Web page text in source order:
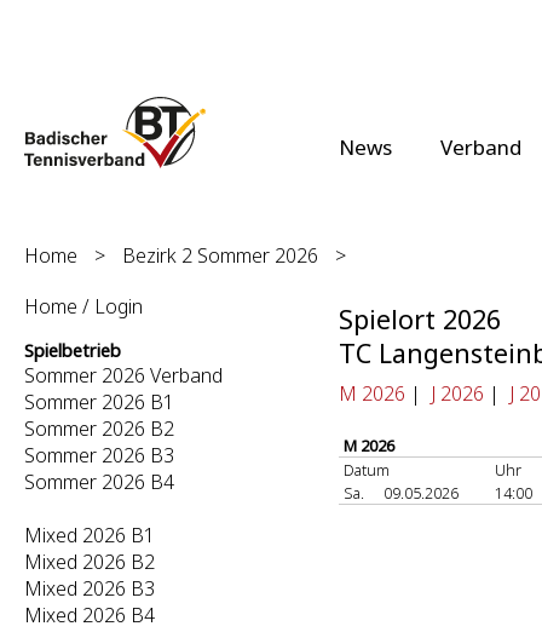
News Verband
Home > Bezirk 2 Sommer 2026
>
Home / Login
Spielbetrieb
Sommer 2026 Verband
Sommer 2026 B1
Sommer 2026 B2
Sommer 2026 B3
Sommer 2026 B4
Mixed 2026 B1
Mixed 2026 B2
Mixed 2026 B3
Mixed 2026 B4
Spielort 2026
TC
M 2026 | J 2026 | J
M 2026
Datum
Uhr
Sa.
09.05.2026 14:00